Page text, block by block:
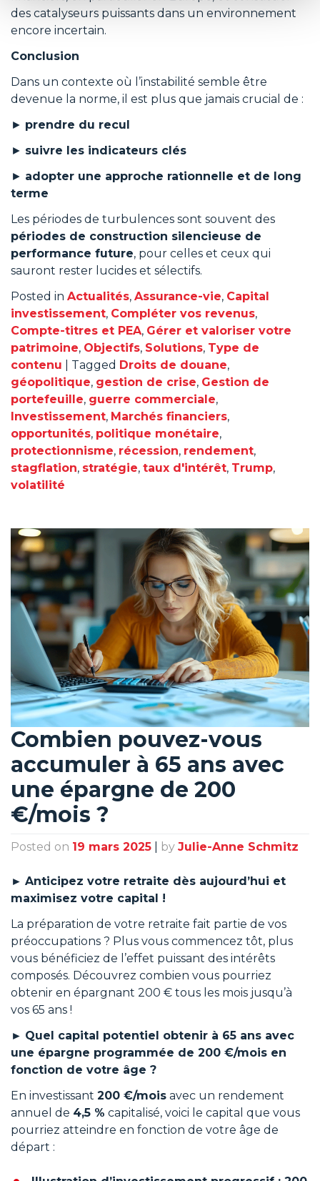
des catalyseurs puissants dans un environnement
encore incertain.
Conclusion
Dans un contexte où l’instabilité semble être
devenue la norme, il est plus que jamais crucial de :
► prendre du recul
► suivre les indicateurs clés
► adopter une approche rationnelle et de long
terme
Les périodes de turbulences sont souvent des
périodes de construction silencieuse de
performance future, pour celles et ceux qui
sauront rester lucides et sélectifs.
Posted in Actualités, Assurance-vie, Capital
investissement, Compléter vos revenus,
Compte-titres et PEA, Gérer et valoriser votre
patrimoine, Objectifs, Solutions, Type de
contenu
Tagged Droits de douane,
géopolitique, gestion de crise, Gestion de
portefeuille, guerre commerciale,
Investissement, Marchés financiers,
opportunités, politique monétaire,
protectionnisme, récession, rendement,
stagflation, stratégie, taux d'intérêt, Trump,
volatilité
Combien pouvez-vous
accumuler à 65 ans avec
une épargne de 200
€/mois ?
Posted on 19 mars 2025 by Julie-Anne Schmitz
► Anticipez votre retraite dès aujourd’hui et
maximisez votre capital !
La préparation de votre retraite fait partie de vos
préoccupations ? Plus vous commencez tôt, plus
vous bénéficiez de l’effet puissant des intérêts
composés. Découvrez combien vous pourriez
obtenir en épargnant 200 € tous les mois jusqu’à
vos 65 ans !
► Quel capital potentiel obtenir à 65 ans avec
une épargne programmée de 200 €/mois en
fonction de votre âge ?
En investissant 200 €/mois avec un rendement
annuel de 4,5 % capitalisé, voici le capital que vous
pourriez atteindre en fonction de votre âge de
départ :